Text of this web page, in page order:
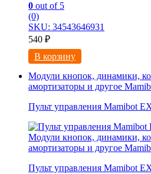
0 out of 5
(0)
SKU: 34543646931
540 ₽
В корзину
Модули кнопок, динамики,
амортизаторы и другое
Пульт управления Mamibot
Модули кнопок, динамики,
амортизаторы и другое
Пульт управления Mamibot